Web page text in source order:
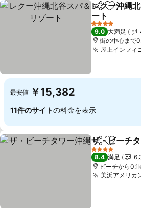
シェアお気に
レクー沖縄
ート
料金を表示
4 ホテルのランク
9.0 大満足
街の中心まで
屋上インフィ
最安値 ￥15,382
11件のサイトの料金を表示
シェアお気に
ザ・ビーチ
4 ホテルのランク
8.4 満足
ビーチから
美浜アメリカ